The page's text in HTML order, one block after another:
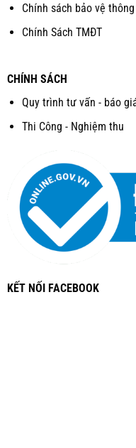
Chính sách bảo vệ
Chính Sách TMĐT
CHÍNH SÁCH
Quy trình tư vấn - báo
Thi Công - Nghiệm thu
KẾT NỐI FACEBOOK